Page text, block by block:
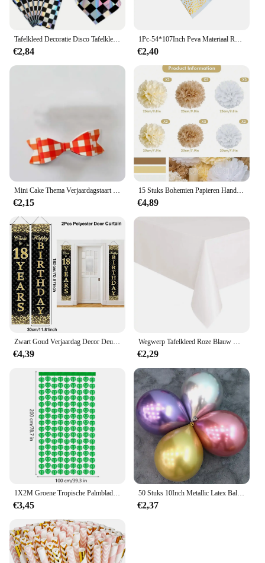
Tafelkleed Decoratie Disco Tafelkleed Glanzend Iriserende Laser Rechthoek Tafelkleed Voor Jaren '80 Disco Verjaardagsfeestartikelen
€2,84
1Pc-54*107Inch Peva Materiaal Ronde Dot Gedrukt Wegwerp Tafelkleed, Verjaardag En Bruiloft Tafelkleed Decoratie
€2,40
Mini Cake Thema Verjaardagstaart Topper Zachte Hoed Kleine Punthoed Feesttaart Decoratie Jongen Meisje Benodigdheden Zachte Lijm
€2,15
15 Stuks Bohemien Papieren Handdoeken Pom-Poms Champagne Neutrale Feestdecoraties Papieren Bloemen Bruiloft Bruid Douche Feestartikelen
€4,89
€4,39 €2,29
€3,45
50 Stuks 10Inch Metallic Latex Ballonnen Goud Zilver Chroom Ballon Bruiloft Decoraties Globos Verjaardag Feestartikelen
€2,37